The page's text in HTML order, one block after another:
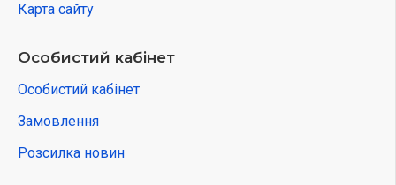
Карта сайту
Особистий кабінет
Особистий кабінет
Замовлення
Розсилка новин